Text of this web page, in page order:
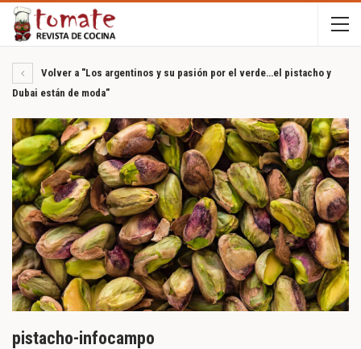
Volver a "Los argentinos y su pasión por el verde…el pistacho y
Dubai están de moda"
pistacho-infocampo